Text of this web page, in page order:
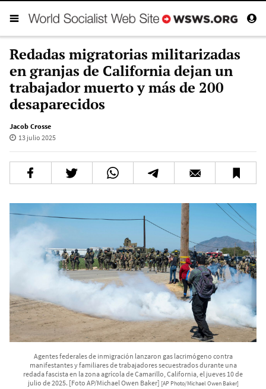
Redadas migratorias militarizadas
en granjas de California dejan un
trabajador muerto y más de 200
desaparecidos
Jacob Crosse
13 julio 2025
Agentes federales de inmigración lanzaron gas lacrimógeno contra
manifestantes y familiares de trabajadores secuestrados durante una
redada fascista en la zona agrícola de Camarillo, California, el jueves 10 de
julio de 2025. [Foto AP/Michael Owen Baker] [AP Photo/Michael Owen Baker]